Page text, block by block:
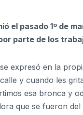
el pasado 1º de
parte de los
expresó en la
y cuando les
esa bronca y
que se fueron del